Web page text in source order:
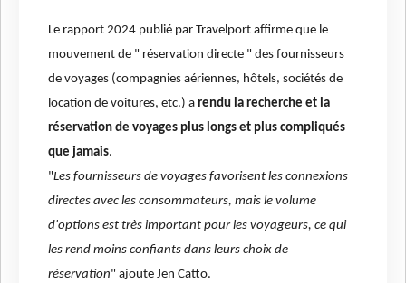
Le rapport 2024 publié par Travelport affirme que le
mouvement de " réservation directe " des fournisseurs
de voyages (compagnies aériennes, hôtels, sociétés de
location de voitures, etc.) a rendu la recherche et la
réservation de voyages plus longs et plus compliqués
que jamais.
"Les fournisseurs de voyages favorisent les connexions
directes avec les consommateurs, mais le volume
d'options est très important pour les voyageurs, ce qui
les rend moins confiants dans leurs choix de
réservation" ajoute Jen Catto.